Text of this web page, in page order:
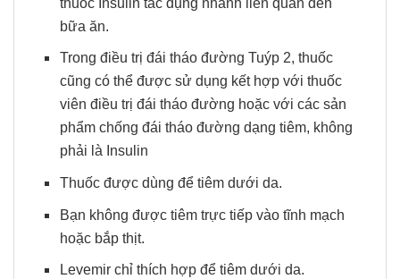
bữa ăn.
Trong điều trị đái tháo đường Tuýp 2, thuốc
cũng có thể được sử dụng kết hợp với thuốc
viên điều trị đái tháo đường hoặc với các sản
phẩm chống đái tháo đường dạng tiêm, không
phải là Insulin
Thuốc được dùng để tiêm dưới da.
Bạn không được tiêm trực tiếp vào tĩnh mạch
hoặc bắp thịt.
Levemir chỉ thích hợp để tiêm dưới da.